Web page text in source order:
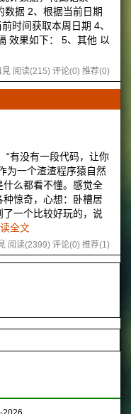
数据 2、根据当前日期
时间获取本周日期 4、
效果如下： 5、其他 以
見 阅读(215) 评论(0) 推荐(0)
“有没有一段代码，让你
为一个渣渣程序猿自然
么都看不懂。感觉全
惊奇，心想：卧槽居
一个比较好玩的，说
全文
阅读(2399) 评论(0) 推荐(1)